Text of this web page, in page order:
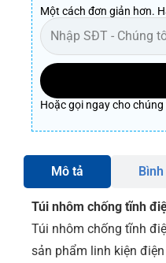
Một cách đơn giản hơn.
Hoặc gọi ngay cho chúng
Mô tả
Túi nhôm chống tĩnh
Túi nhôm chống tĩnh
sản phẩm linh kiện